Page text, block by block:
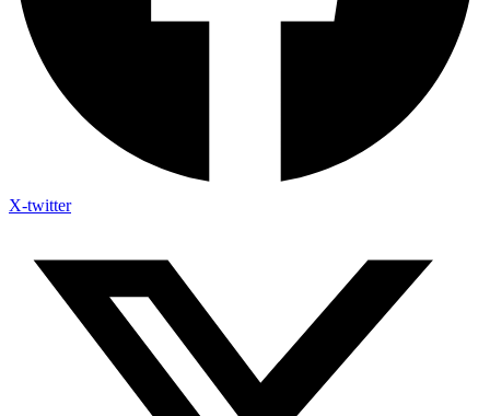
X-twitter